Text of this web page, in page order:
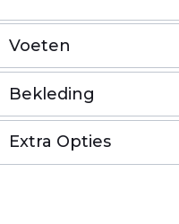
Voeten
Bekleding
Extra Opties